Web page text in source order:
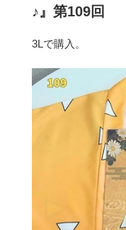
♪』第109回
3Lで購入。